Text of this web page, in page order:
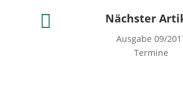
 Nächster
Ausgabe 09/
Termine